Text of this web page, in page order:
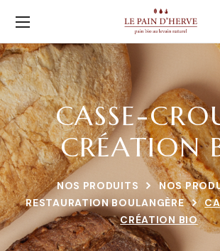
CASSE-
CRÉATION
NOS PRODUITS
NOS
RESTAURATION BOULANGÈRE
CRÉATION BIO